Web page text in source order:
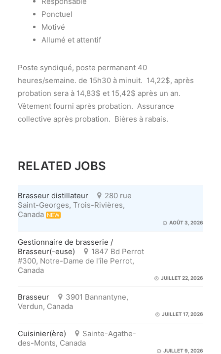
Ponctuel
Motivé
Allumé et attentif
Poste syndiqué, poste permanent 40
heures/semaine. de 15h30 à minuit. 14,22$, après
probation sera à 14,83$ et 15,42$ après un an.
Vêtement fourni après probation. Assurance
collective après probation. Bières à rabais.
RELATED JOBS
Brasseur distillateur
280 rue
Saint-Georges, Trois-Rivières,
Canada NEW
AOÛT 3, 2026
Gestionnaire de brasserie /
Brasseur(-euse)
1847 Bd Perrot
#300, Notre-Dame de l'île Perrot,
Canada
JUILLET 22, 2026
Brasseur
3901 Bannantyne,
Verdun, Canada
JUILLET 17, 2026
Cuisinier(ère)
Sainte-Agathe-
des-Monts, Canada
JUILLET 9, 2026